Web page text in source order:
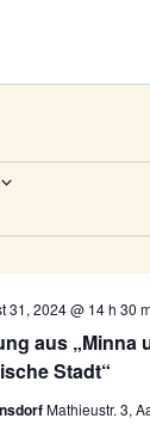
aus „Minna
Stadt“
31, 2024 @ 14 h 30
Mathieustr. 3,